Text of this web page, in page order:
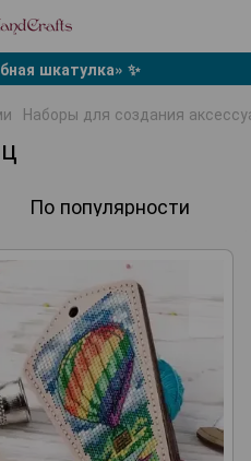
шкатулка» ✨
Наборы для создания
По популярности